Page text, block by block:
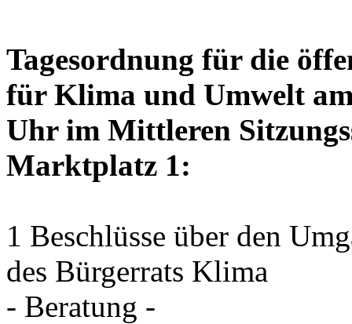
Tagesordnung für die
für Klima und Umwelt
Uhr im Mittleren
Marktplatz 1:
1 Beschlüsse über den
des Bürgerrats Klima
- Beratung -